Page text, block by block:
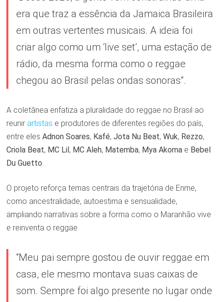
era que traz a essência da Jamaica Brasileira
em outras vertentes musicais. A ideia foi
criar algo como um ‘live set’, uma estação de
rádio, da mesma forma como o reggae
chegou ao Brasil pelas ondas sonoras”.
A coletânea enfatiza a pluralidade do reggae no Brasil ao
reunir artistas e produtores de diferentes regiões do país,
entre eles Adnon Soares, Kafé, Jota Nu Beat, Wuk, Rezzo,
Criola Beat, MC Lil, MC Aleh, Matemba, Mya Akomae Bebel
Du Guetto.
O projeto reforça temas centrais da trajetória de Enme,
como ancestralidade, autoestima e sensualidade,
ampliando narrativas sobre a forma como o Maranhão vive
e reinventa o reggae.
“Meu pai sempre gostou de ouvir reggae em
casa, ele mesmo montava suas caixas de
som. Sempre foi algo presente no lugar onde